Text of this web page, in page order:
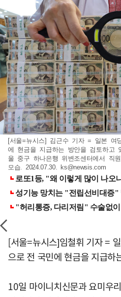
[서울=뉴시스] 김근수 기자 = 일본 여
에 현금을 지급하는 방안을 검토하고
울 중구 하나은행 위변조센터에서 직
모습. 2024.07.30.
ks@newsis.com
[서울=뉴시스]임철휘 기자 =
으로 전 국민에 현금을 지급하
10일 마이니치신문과 요미우